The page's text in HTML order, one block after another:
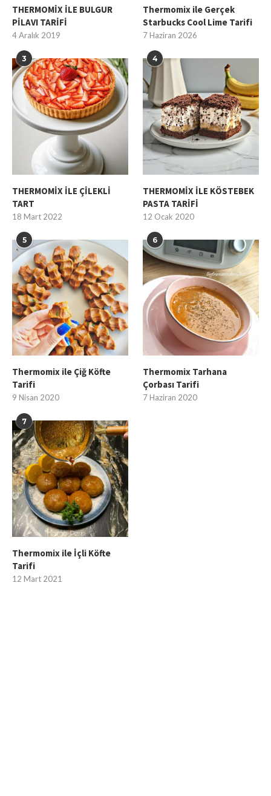
THERMOMİX İLE BULGUR
PİLAVI TARİFİ
4 Aralık 2019
Thermomix ile Gerçek
Starbucks Cool Lime Tarifi
7 Haziran 2026
3
THERMOMİX İLE ÇİLEKLİ
TART
18 Mart 2022
4
THERMOMİX İLE KÖSTEBEK
PASTA TARİFİ
12 Ocak 2020
5
Thermomix ile Çiğ Köfte
Tarifi
9 Nisan 2020
6
Thermomix Tarhana
Çorbası Tarifi
7 Haziran 2020
7
Thermomix ile İçli Köfte
Tarifi
12 Mart 2021